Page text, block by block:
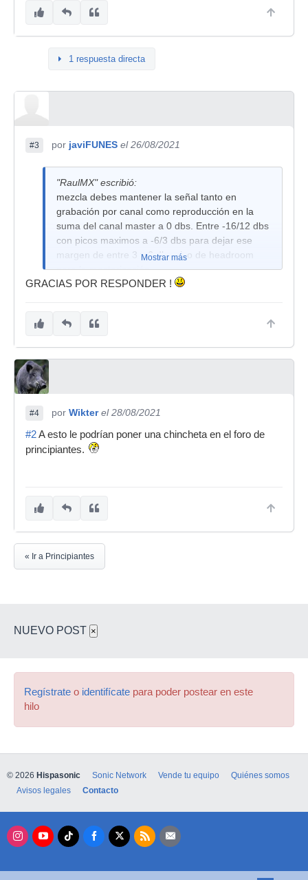
1 respuesta directa
#3 por javiFUNES el 26/08/2021
"RaulMX" escribió:
mezcla debes mantener la señal tanto en
grabación por canal como reproducción en la
suma del canal master a 0 dbs. Entre -16/12 dbs
con picos maximos a -6/3 dbs para dejar ese
margen de entre 3 y 6 dbs pico de headroom
para la masterización.
En la reproducción en canales independientes es
los plugins y en el canal master es por margen
la que utiliza el DAW y para decirlo sencillo lo
que te permite el rango dinamico del convertidor
olvidarnos de la señal pico que ya en la mezcla
que en la suma de canales dejar la salida master
entre -12 y -8/7 dbs RMS, para dejar la
producción musical con una potencia de sonido
Ahora hay mezclas que ni aun que las pongas a
- 7 dbs RMS en la masterización del tema se
la psicoacústica, de como percibimos los sonidos
sin problemas la potencia comercial necesaria y
no... Esto se debe estudiar antes para poder
aplicandolo desde la mezcla...
Mostrar más
GRACIAS POR RESPONDER !
#4 por Wikter el 28/08/2021
#2A esto le podrían poner una chincheta en el foro de
principiantes.
« Ir a Principiantes
NUEVO POST ×
Regístrate o identifícate para poder postear en este
hilo
© 2026 Hispasonic Sonic Network Vende tu equipo
Quiénes somos
Avisos legales
Contacto